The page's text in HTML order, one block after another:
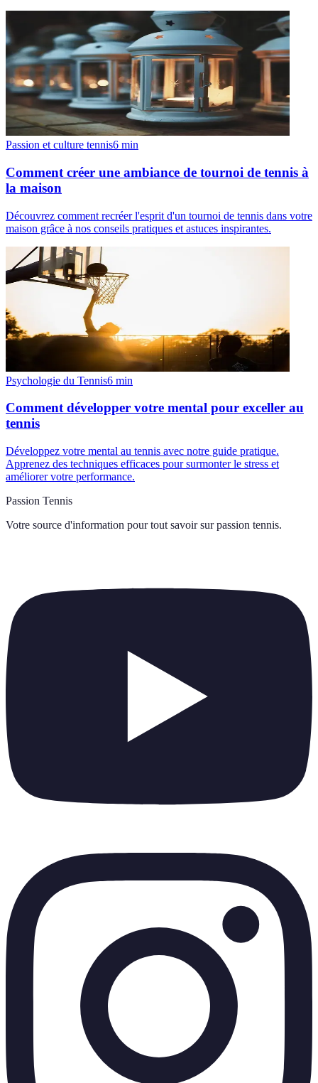
Passion et culture tennis6 min
Comment créer une ambiance de tournoi de tennis à
la maison
Découvrez comment recréer l'esprit d'un tournoi de tennis dans votre
maison grâce à nos conseils pratiques et astuces inspirantes.
Psychologie du Tennis6 min
Comment développer votre mental pour exceller au
tennis
Développez votre mental au tennis avec notre guide pratique.
Apprenez des techniques efficaces pour surmonter le stress et
améliorer votre performance.
Passion Tennis
Votre source d'information pour tout savoir sur passion tennis.